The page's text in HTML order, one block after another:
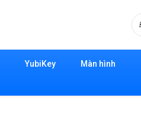
YubiKey Màn hình